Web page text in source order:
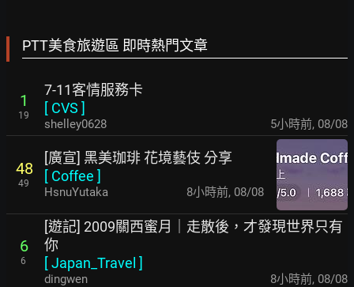
PTT美食旅遊區 即時熱門文章
1
19
7-11客情服務卡
[ CVS ]
shelley0628 5小時前, 08/08
48
49
[廣宣] 黑美珈琲 花境藝伎 分享
[ Coffee ]
HsnuYutaka 8小時前, 08/08
6
6
[遊記] 2009關西蜜月｜走散後，才發現世界只有
你
[Japan_Travel ]
dingwen 8小時前, 08/08